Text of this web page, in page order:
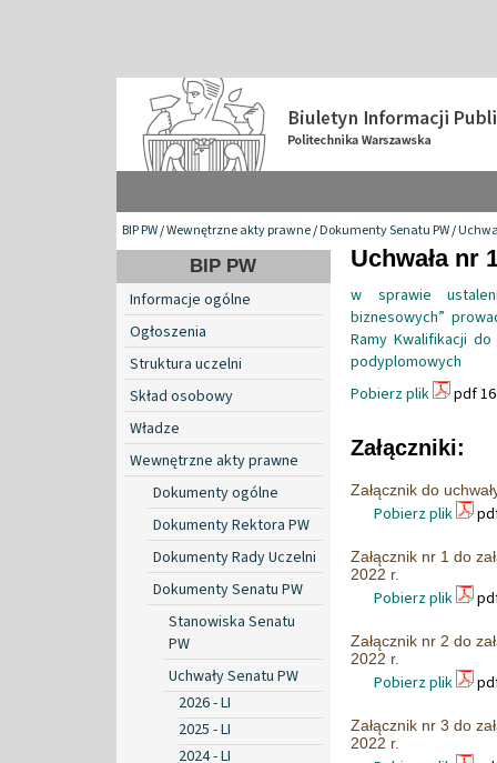
BIP PW/Wewnętrzne akty prawne/Dokumenty Senatu PW/
BIP PW
Informacje ogólne
Ogłoszenia
Struktura uczelni
Skład osobowy
Władze
Wewnętrzne akty prawne
Dokumenty ogólne
Dokumenty Rektora PW
Dokumenty Rady Uczelni
Dokumenty Senatu PW
Stanowiska Senatu
PW
Uchwały Senatu PW
2026 - LI
2025 - LI
2024 - LI
Uchwała nr
w sprawie
biznesowych”
Ramy Kwalifikacji
podyplomowych
Pobierz plik
pdf
Załączniki:
Załącznik do
Pobierz plik
Załącznik nr 1 do
2022 r.
Pobierz plik
Załącznik nr 2 do
2022 r.
Pobierz plik
Załącznik nr 3 do
2022 r.